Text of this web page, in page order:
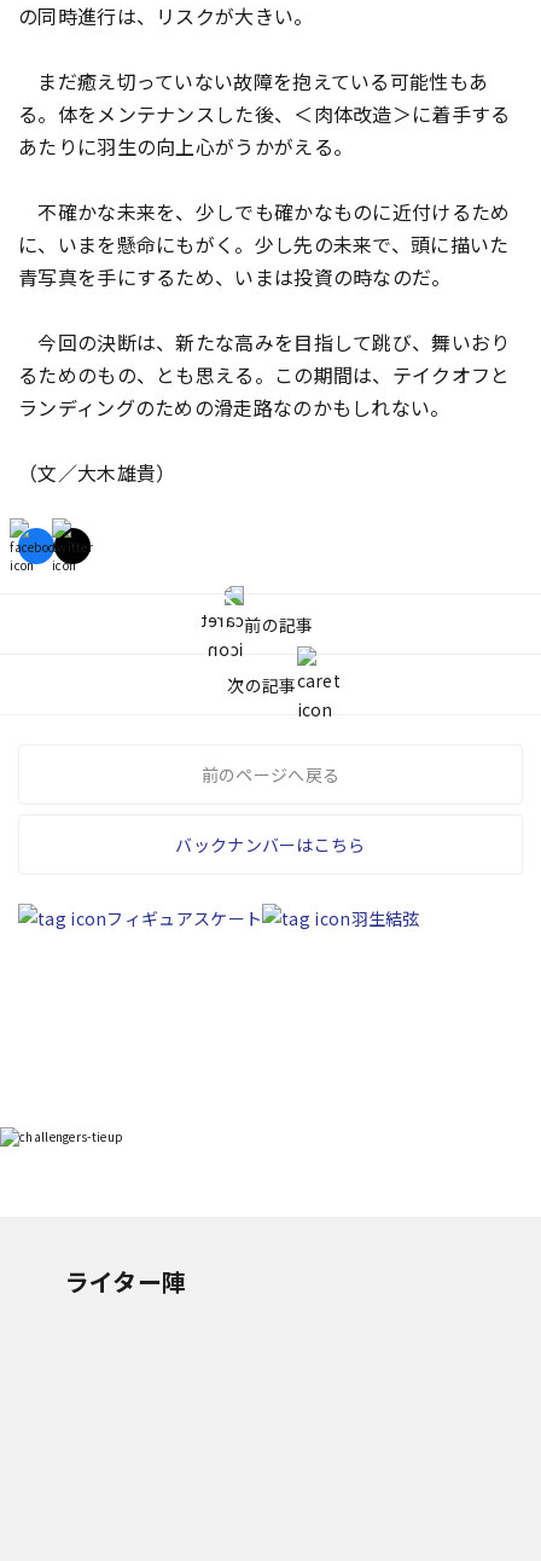
の同時進行は、リスクが大きい。
まだ癒え切っていない故障を抱えている可能性もあ
る。体をメンテナンスした後、＜肉体改造＞に着手する
あたりに羽生の向上心がうかがえる。
不確かな未来を、少しでも確かなものに近付けるため
に、いまを懸命にもがく。少し先の未来で、頭に描いた
青写真を手にするため、いまは投資の時なのだ。
今回の決断は、新たな高みを目指して跳び、舞いおり
るためのもの、とも思える。この期間は、テイクオフと
ランディングのための滑走路なのかもしれない。
（文／大木雄貴）
前の記事
次の記事
前のページへ戻る
バックナンバーはこちら
フィギュアスケート 羽生結弦
ライター陣